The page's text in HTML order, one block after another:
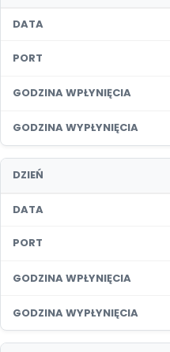
DATA
PORT
GODZINA WPŁYNIĘCIA
GODZINA WYPŁYNIĘCIA
DZIEŃ
DATA
PORT
GODZINA WPŁYNIĘCIA
GODZINA WYPŁYNIĘCIA